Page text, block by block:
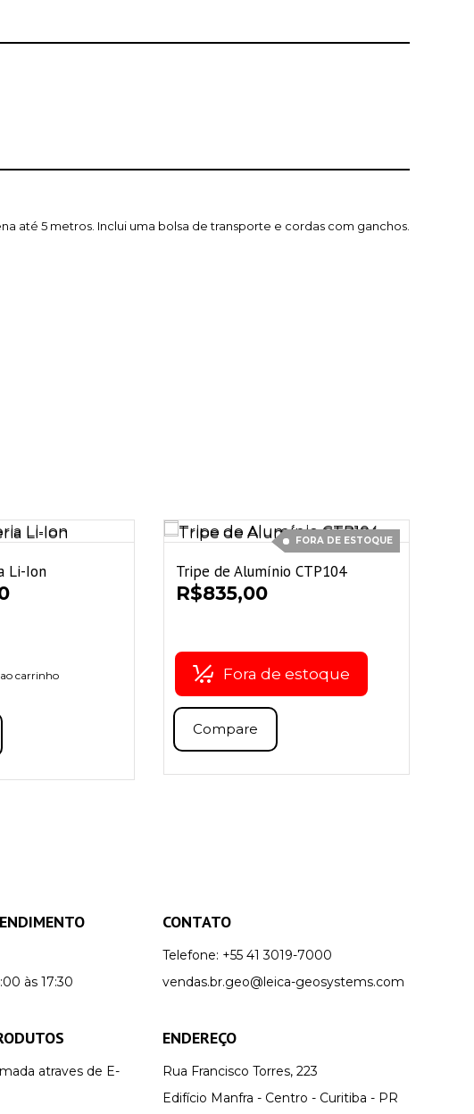
até 5 metros. Inclui uma bolsa de transporte e cordas com ganchos.
Li-Ion
carrinho
FORA DE ESTOQUE
Tripe de Alumínio CTP104
R$835,00
Fora de estoque
Compare
às 17:30
atraves de E-
CONTATO
Telefone: +55 41 3019-7000
vendas.br.geo@leica-geosystems.com
ENDEREÇO
Rua Francisco Torres, 223
Edifício Manfra - Centro - Curitiba - PR